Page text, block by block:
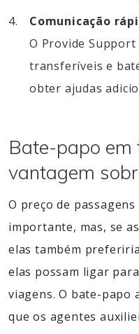
Comunicação
O Provide
transferíveis e
obter ajudas
Bate-papo em
vantagem
O preço de
importante, mas, se
elas também
elas possam ligar
viagens. O bate-papo
que os agentes